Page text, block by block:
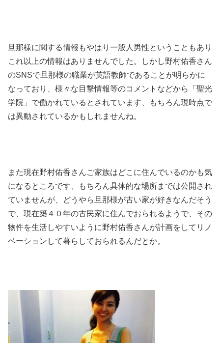
旦那様に関する情報もやはり一般人男性ということもあり
これ以上の情報はありませんでした。しかし野村佑香さん
のSNSで旦那様の職業が英語教師であることが明らかに
なっており、様々な目撃情報等のコメントなどから「聖光
学院」で働かれているとされています、もちろん現時点で
は異動されているかもしれませんね。
また現在野村佑香さんご家族はどこに住んでいるのかも気
になるところです、もちろん具体的な場所までは公開され
ていませんが、どうやら旦那様が古い家が好きなんだそう
で、現在築４０年の古民家に住んでおられるようで、その
物件を生活しやすいように野村佑香さんが計画をしてリノ
ベーションして暮らしておられるんだとか。